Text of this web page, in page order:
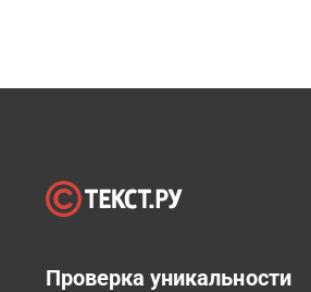
Проверка уникальности